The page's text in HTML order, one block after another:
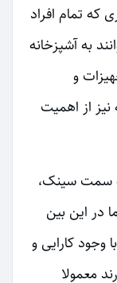
که تمام افراد
به آشپزخانه
و
از اهمیت
سمت سینک،
در این بین
وجود کارایی و
معمولا